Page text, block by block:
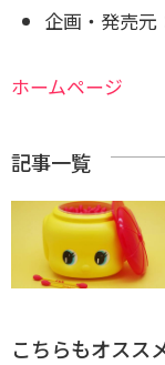
企画・発売元
ホームページ
記事一覧
こちらもオスス